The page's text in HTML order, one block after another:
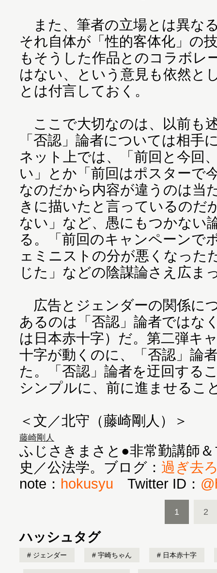
また、筆者の立場とは異な
それ自体が「性的客体化」の
もそうした作品とのコラボレ
はない、という意見も依然と
とは付言しておく。
ここで大切なのは、以前も
「否認」論者については相手
ネット上では、「前回と今回
い」とか「前回はポスターで
なのだから内容が違うのは当
きに描いたと言っているのだ
ない」など、愚にもつかない
る。「前回のキャンペーンで
ェミニストの分が悪くなった
じた」などの陰謀論さえ広ま
広告とジェンダーの関係に
あるのは「否認」論者ではな
は日本赤十字）だ。第二弾キ
十字が動くのに、「否認」論
た。「否認」論者を迂回する
シンプルに、前に進ませるこ
＜文／北守（藤崎剛人）＞
藤崎剛人
ふじさきまさと●非常勤講師
史／公法学。ブログ： 過ぎ去
note： hokusyu Twitter ID：
1 2
ハッシュタグ
ジェンダー 宇崎ちゃん 日本赤十字